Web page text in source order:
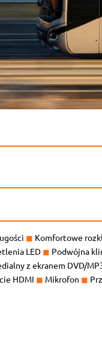
◼ Komfortowe
LED ◼ Podwójna
z ekranem DVD/
HDMI ◼ Mikrofon ◼